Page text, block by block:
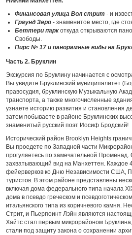
Финансовая улица Вол стрит - и
Граунд Зеро - знаменитое место, где
Беттери паркоткуда открываются
Свободы.
Пирс № 17 и панорамные виды на
Часть 2. Бруклин
Экскурсия по Бруклину начинается с
Вы увидите Бруклинский муниципалитет
правосудия, бруклинскую Музыкальную
транспорта, а также многочисленные
узнаете историю развития и становления
затем побываете в районе Бруклинских
знаменитый русский поэт Иосиф Бродский!
Исторический район Brooklyn Heights
Вы проедете по Западной части
прогуляетесь по замечательной
захватывающий вид на Манхеттен. Каждое
фейерверков ко Дню Независимости США,
туристов. В этом районе представлены
включая дома федерального типа начала
дома в псевдо греческом и
итальянского типа из коричневого камня.
Стрит, и Пьерпоинт Лэйн являются
Хайтс стал первым микрорайоном
стали под защиту закона о сохранении